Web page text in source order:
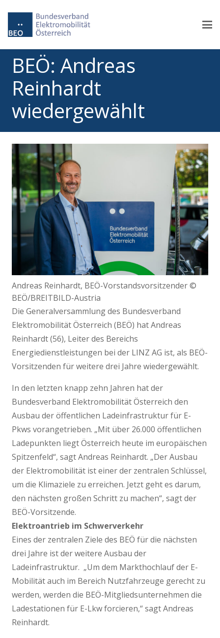
BEÖ: Andreas
Reinhardt
wiedergewählt
Andreas Reinhardt, BEÖ-Vorstandsvorsitzender ©
BEÖ/BREITBILD-Austria
Die Generalversammlung des Bundesverband
Elektromobilität Österreich (BEÖ) hat Andreas
Reinhardt (56), Leiter des Bereichs
Energiedienstleistungen bei der LINZ AG ist, als BEÖ-
Vorsitzenden für weitere drei Jahre wiedergewählt.
In den letzten knapp zehn Jahren hat der
Bundesverband Elektromobilität Österreich den
Ausbau der öffentlichen Ladeinfrastruktur für E-
Pkws vorangetrieben. „Mit über 26.000 öffentlichen
Ladepunkten liegt Österreich heute im europäischen
Spitzenfeld“, sagt Andreas Reinhardt. „Der Ausbau
der Elektromobilität ist einer der zentralen Schlüssel,
um die Klimaziele zu erreichen. Jetzt geht es darum,
den nächsten großen Schritt zu machen“, sagt der
BEÖ-Vorsitzende.
Elektroantrieb im Schwerverkehr
Eines der zentralen Ziele des BEÖ für die nächsten
drei Jahre ist der weitere Ausbau der
Ladeinfrastruktur. „Um dem Markthochlauf der E-
Mobilität auch im Bereich Nutzfahrzeuge gerecht zu
werden, werden die BEÖ-Mitgliedsunternehmen die
Ladestationen für E-Lkw forcieren,“ sagt Andreas
Reinhardt.